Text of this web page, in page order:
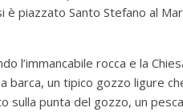
è piazzato Santo Stefano al
l’immancabile rocca e la
un tipico gozzo ligure
sulla punta del gozzo, un